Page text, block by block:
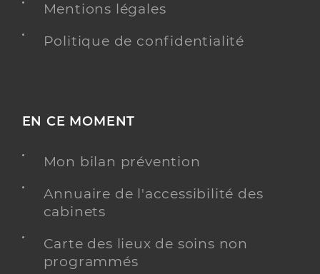
Mentions légales
Politique de confidentialité
EN CE MOMENT
Mon bilan prévention
Annuaire de l'accessibilité des
cabinets
Carte des lieux de soins non
programmés